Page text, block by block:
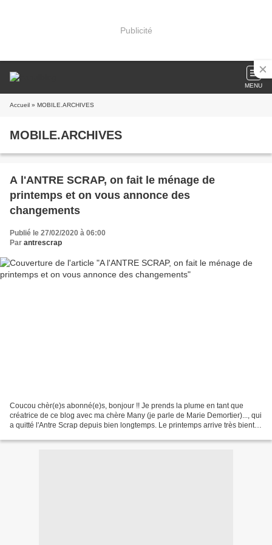
Publicité
MENU
Accueil » MOBILE.ARCHIVES
MOBILE.ARCHIVES
A l'ANTRE SCRAP, on fait le ménage de
printemps et on vous annonce des
changements
Publié le 27/02/2020 à 06:00
Par antrescrap
Coucou chèr(e)s abonné(e)s, bonjour !! Je prends la plume en tant que
créatrice de ce blog avec ma chère Many (je parle de Marie Demortier)..., qui
a quitté l'Antre Scrap depuis bien longtemps. Le printemps arrive très bientôt